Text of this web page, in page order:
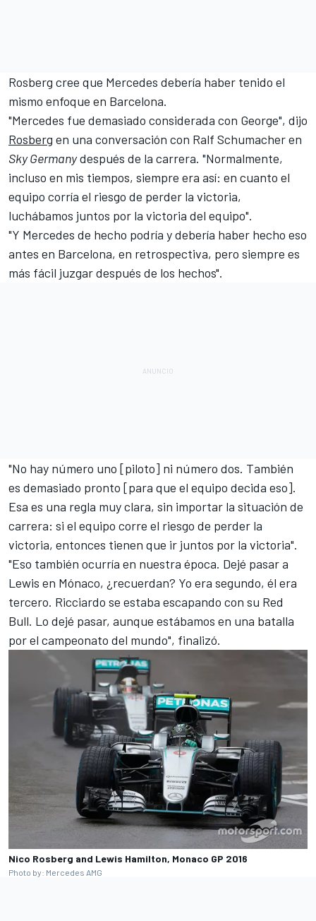
Rosberg cree que Mercedes debería haber tenido el
mismo enfoque en Barcelona.
"Mercedes fue demasiado considerada con George", dijo
Rosberg en una conversación con Ralf Schumacheren
Sky Germanydespués de la carrera. "Normalmente,
incluso en mis tiempos, siempre era así: en cuanto el
equipo corría el riesgo de perder la victoria,
luchábamos juntos por la victoria del equipo".
"Y Mercedes de hecho podría y debería haber hecho eso
antes en Barcelona, en retrospectiva, pero siempre es
más fácil juzgar después de los hechos".
"No hay número uno [piloto] ni número dos. También
es demasiado pronto [para que el equipo decida eso].
Esa es una regla muy clara, sin importar la situación de
carrera: si el equipo corre el riesgo de perder la
victoria, entonces tienen que ir juntos por la victoria".
"Eso también ocurría en nuestra época. Dejé pasar a
Lewis en Mónaco, ¿recuerdan? Yo era segundo, él era
tercero. Ricciardo se estaba escapando con su Red
Bull. Lo dejé pasar, aunque estábamos en una batalla
por el campeonato del mundo", finalizó.
Nico Rosberg and Lewis Hamilton, Monaco GP 2016
Photo by: Mercedes AMG